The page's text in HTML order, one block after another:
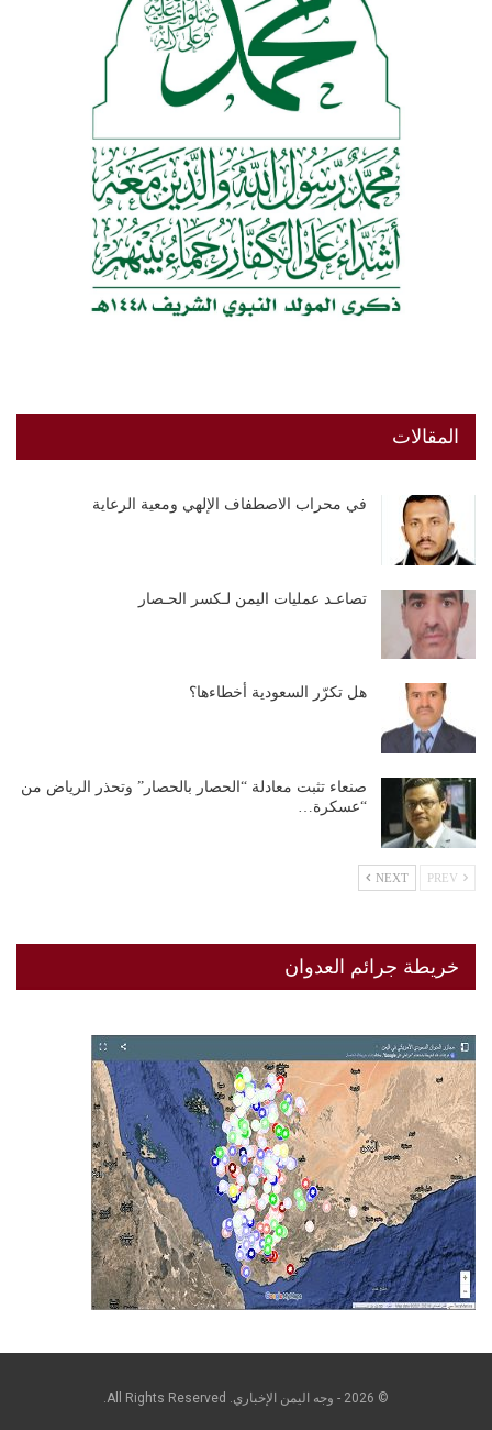
المقالات
في محراب الاصطفاف الإلهي ومعية الرعاية
تصاعـد عمليات اليمن لـكسر الحـصار
هل تكرّر السعودية أخطاءها؟
صنعاء تثبت معادلة “الحصار بالحصار” وتحذر الرياض من
“عسكرة…
NEXT
خريطة جرائم العدوان
© 2026 - وجه اليمن الإخباري. All Rights Reserved.